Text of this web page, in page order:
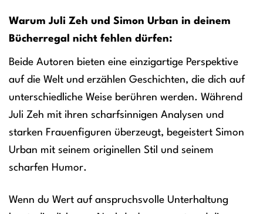
Warum Juli Zeh und Simon Urban in deinem
Bücherregal nicht fehlen dürfen:
Beide Autoren bieten eine einzigartige Perspektive
auf die Welt und erzählen Geschichten, die dich auf
unterschiedliche Weise berühren werden. Während
Juli Zeh mit ihren scharfsinnigen Analysen und
starken Frauenfiguren überzeugt, begeistert Simon
Urban mit seinem originellen Stil und seinem
scharfen Humor.
Wenn du Wert auf anspruchsvolle Unterhaltung